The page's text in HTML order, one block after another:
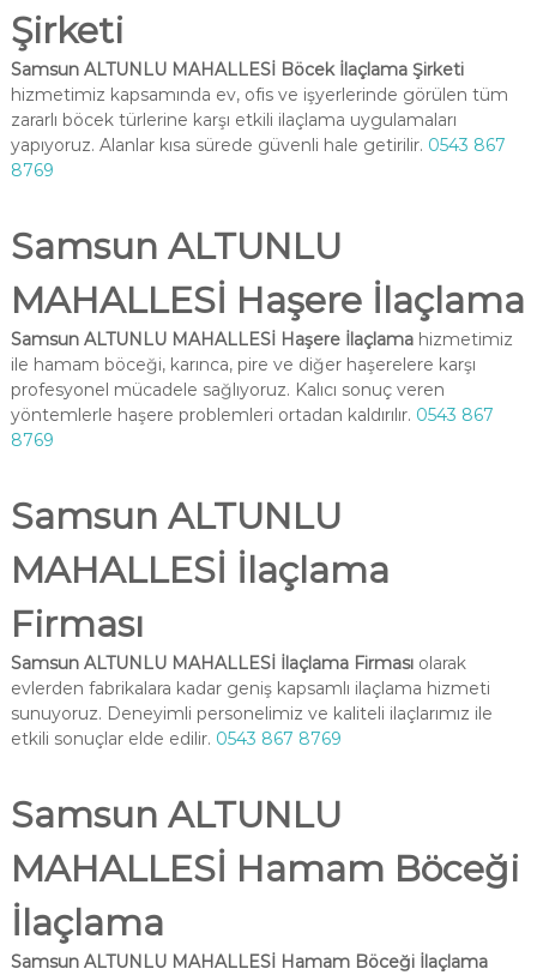
Şirketi
Samsun ALTUNLU MAHALLESİ Böcek İlaçlama Şirketi
hizmetimiz kapsamında ev, ofis ve işyerlerinde görülen tüm
zararlı böcek türlerine karşı etkili ilaçlama uygulamaları
yapıyoruz. Alanlar kısa sürede güvenli hale getirilir. 0543 867
8769
Samsun ALTUNLU
MAHALLESİ Haşere İlaçlama
Samsun ALTUNLU MAHALLESİ Haşere İlaçlamahizmetimiz
ile hamam böceği, karınca, pire ve diğer haşerelere karşı
profesyonel mücadele sağlıyoruz. Kalıcı sonuç veren
yöntemlerle haşere problemleri ortadan kaldırılır. 0543 867
8769
Samsun ALTUNLU
MAHALLESİ İlaçlama
Firması
Samsun ALTUNLU MAHALLESİ İlaçlama Firmasıolarak
evlerden fabrikalara kadar geniş kapsamlı ilaçlama hizmeti
sunuyoruz. Deneyimli personelimiz ve kaliteli ilaçlarımız ile
etkili sonuçlar elde edilir. 0543 867 8769
Samsun ALTUNLU
MAHALLESİ Hamam Böceği
İlaçlama
Samsun ALTUNLU MAHALLESİ Hamam Böceği İlaçlama